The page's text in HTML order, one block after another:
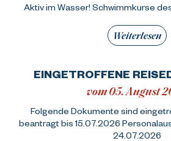
Aktiv im Wasser! Schwimmkurse
Weiterlesen
EINGETROFFENE
vom 05. August
Folgende Dokumente sind
beantragt bis 15.07.2026
24.07.2026